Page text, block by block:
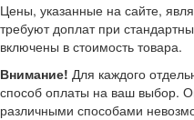
Цены, указанные на сайте,
требуют доплат при
включены в стоимость товара.
Внимание! Для каждого
способ оплаты на ваш выбор.
различными способами